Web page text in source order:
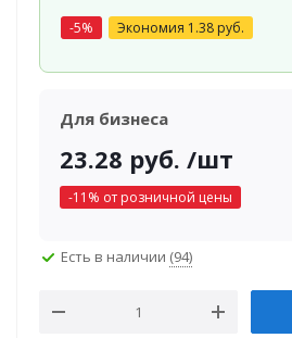
-5% Экономия 1.38руб.
Для бизнеса
23.28 руб. /шт
-11 % от розничной цены
Есть в наличии (94)